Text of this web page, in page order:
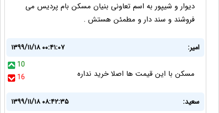
دیوار و شیپور به اسم تعاونی بنیان مسکن بام پردیس می
فروشند و سند دار و مطمئن هستش .
امیر:
۱۳۹۹/۱۱/۱۸ ۰۰:۴۱:۰۷
10
16
مسکن با این قیمت ها اصلا خرید نداره
سعید:
۱۳۹۹/۱۱/۱۸ ۰۸:۴۲:۳۵